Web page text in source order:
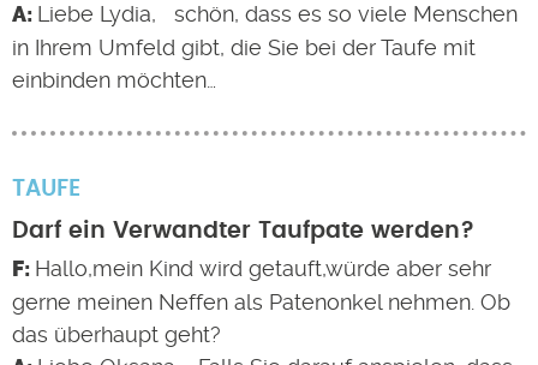
Liebe Lydia, schön, dass es so viele Menschen
in Ihrem Umfeld gibt, die Sie bei der Taufe mit
einbinden möchten…
TAUFE
Darf ein Verwandter Taufpate werden?
Hallo,mein Kind wird getauft,würde aber sehr
gerne meinen Neffen als Patenonkel nehmen. Ob
das überhaupt geht?